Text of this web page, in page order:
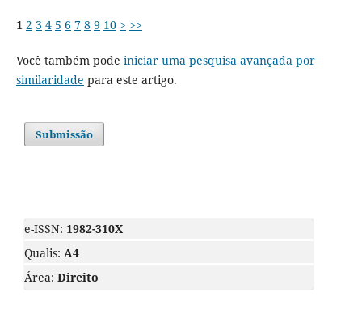
1 2 3 4 5 6 7 8 9 10 > >>
Você também pode iniciar uma pesquisa avançada por
similaridade para este artigo.
Submissão
e-ISSN: 1982-310X
Qualis: A4
Área: Direito